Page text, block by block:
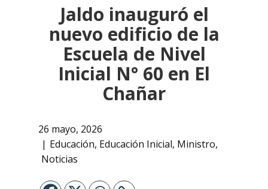
Jaldo inauguró el
nuevo edificio de la
Escuela de Nivel
Inicial N° 60 en El
Chañar
26 mayo, 2026
Educación, Educación Inicial, Ministro,
Noticias